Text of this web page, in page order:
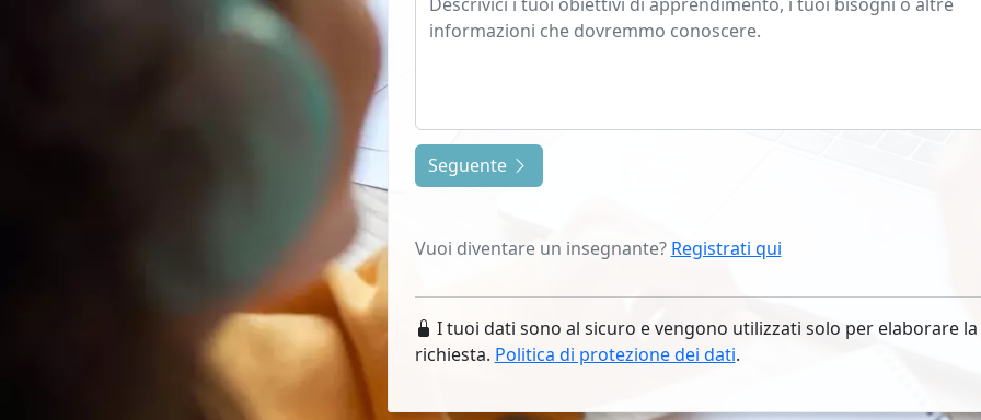
Seguente
Vuoi diventare un insegnante? Registrati qui
I tuoi dati sono al sicuro e vengono utilizzati solo per elaborare
richiesta. Politica di protezione dei dati.